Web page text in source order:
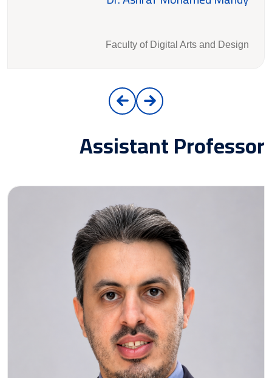
Faculty of Digital Arts and Design
Assistant Professor